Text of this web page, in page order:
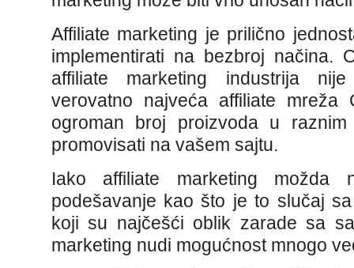
Affiliate marketing je prilično
implementirati na bezbroj načina.
affiliate marketing industrija
verovatno najveća affiliate mreža
ogroman broj proizvoda u
promovisati na vašem sajtu.
Iako affiliate marketing možda
podešavanje kao što je to slučaj
koji su najčešći oblik zarade sa
marketing nudi mogućnost mnogo